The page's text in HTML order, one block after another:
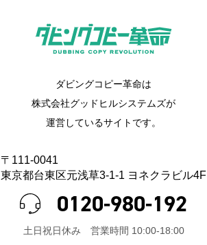
ダビングコピー革命は
株式会社グッドヒルシステムズが
運営しているサイトです。
〒111-0041
東京都台東区元浅草3-1-1 ヨネクラビル4F
0120-980-192
⼟⽇祝⽇休み 営業時間 10:00-18:00